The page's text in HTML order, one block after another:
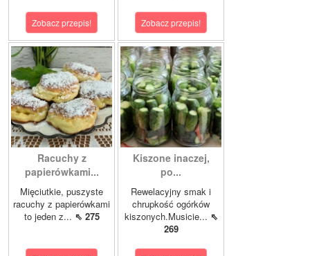
Zobacz przepis! Zobacz przepis!
Racuchy z
papierówkami...
Mięciutkie, puszyste
racuchy z papierówkami
to jeden z... ⇖ 275
Kiszone inaczej,
po...
Rewelacyjny smak i
chrupkość ogórków
kiszonych.Musicie... ⇖
269